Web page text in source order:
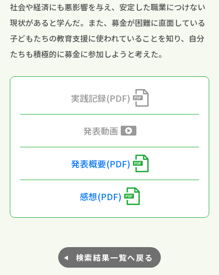
社会や経済にも悪影響を与え、安定した職業につけない
現状があると学んだ。また、募金が困難に直面している
子どもたちの教育支援に使われていることを知り、自分
たちも積極的に募金に参加しようと考えた。
実践記録(PDF)
発表動画
発表概要(PDF)
感想(PDF)
検索結果一覧へ戻る